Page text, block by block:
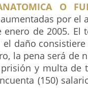
O
aumentadas por el
de 2005. El
el daño
la pena será de
y multa de
(150)